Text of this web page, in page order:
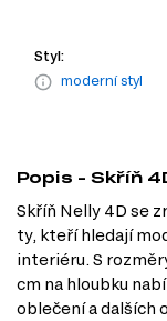
Styl:
moderní styl
Popis - Skříň
Skříň Nelly 4D se
ty, kteří hledají
interiéru. S
cm na hloubku
oblečení a dalších